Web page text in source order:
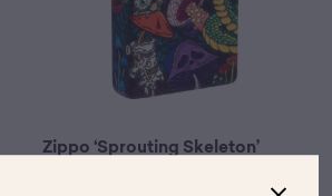
Zippo ‘Sprouting Skeleton’